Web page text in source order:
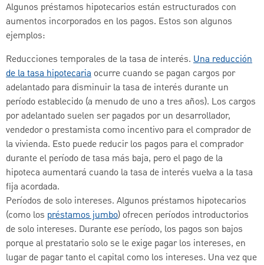
Algunos préstamos hipotecarios están estructurados con
aumentos incorporados en los pagos. Estos son algunos
ejemplos:
Reducciones temporales de la tasa de interés. Una reducción
de la tasa hipotecaria ocurre cuando se pagan cargos por
adelantado para disminuir la tasa de interés durante un
período establecido (a menudo de uno a tres años). Los cargos
por adelantado suelen ser pagados por un desarrollador,
vendedor o prestamista como incentivo para el comprador de
la vivienda. Esto puede reducir los pagos para el comprador
durante el período de tasa más baja, pero el pago de la
hipoteca aumentará cuando la tasa de interés vuelva a la tasa
fija acordada.
Períodos de solo intereses. Algunos préstamos hipotecarios
(como los préstamos jumbo) ofrecen períodos introductorios
de solo intereses. Durante ese período, los pagos son bajos
porque al prestatario solo se le exige pagar los intereses, en
lugar de pagar tanto el capital como los intereses. Una vez que